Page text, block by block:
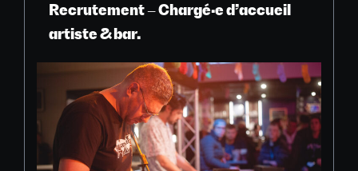
Recrutement – Chargé·e d’accueil
artiste & bar.